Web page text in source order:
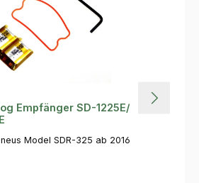
Empfänger SD-1225E/
Model SDR-325 ab 2016